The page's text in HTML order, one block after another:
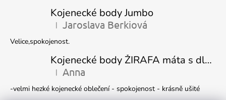
Kojenecké body Jumbo
Hodnocení produktu je 5 z 5 hvězdiček.
| Jaroslava Berkiová
Velice,spokojenost.
Kojenecké body ŽIRAFA máta s dlouhým rukávem
Hodnocení produktu je 5 z 5 hvězdiček.
| Anna
-velmi hezké kojenecké oblečení - spokojenost - krásně ušité